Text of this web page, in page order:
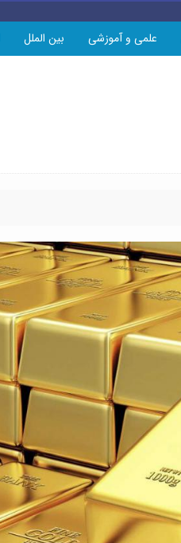
علمی و آموزشی بین الملل